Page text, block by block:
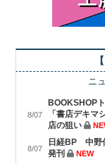
ニ
8/07
BOOKSHOP
「書店デキ
店の狙い
8/07
日経BP 中野
発刊
NEW